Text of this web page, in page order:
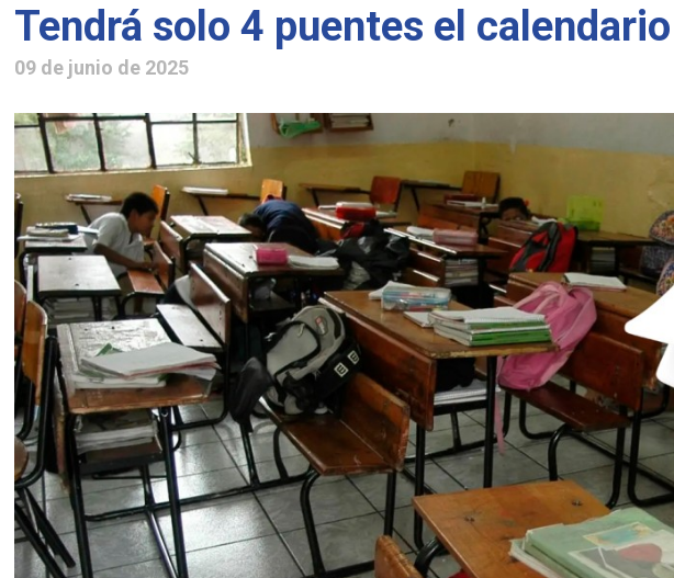
Tendrá solo 4 puentes el
09 de junio de 2025